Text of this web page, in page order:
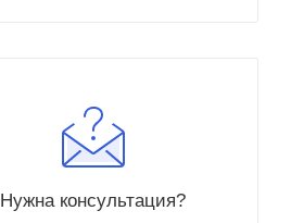
Нужна консультация?